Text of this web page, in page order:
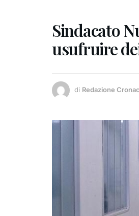
Sindacato
usufruire
di Redazione